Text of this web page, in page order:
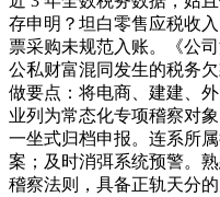
存申明？坦白零售应税收
票采购未规范入账。《公
公私财富混同发生的税务
做要点：将电商、建建、
业列为常态化专项稽察对
一坐式归档申报。连系所
案；及时消弭系统预警。
稽察法则，具备正轨天分